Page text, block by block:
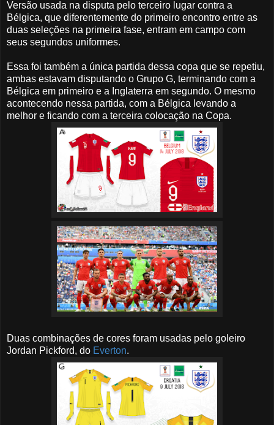
Versão usada na disputa pelo terceiro lugar contra a
Bélgica, que diferentemente do primeiro encontro entre as
duas seleções na primeira fase, entram em campo com
seus segundos uniformes.
Essa foi também a única partida dessa copa que se repetiu,
ambas estavam disputando o Grupo G, terminando com a
Bélgica em primeiro e a Inglaterra em segundo. O mesmo
acontecendo nessa partida, com a Bélgica levando a
melhor e ficando com a terceira colocação na Copa.
Duas combinações de cores foram usadas pelo goleiro
Jordan Pickford, do Everton.